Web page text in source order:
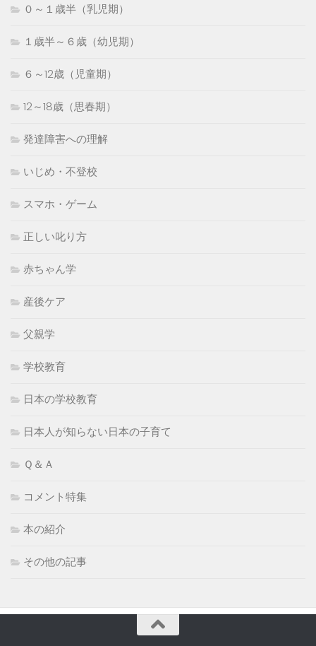
０～１歳半（乳児期）
１歳半～６歳（幼児期）
６～12歳（児童期）
12～18歳（思春期）
発達障害への理解
いじめ・不登校
スマホ・ゲーム
正しい叱り方
赤ちゃん学
産後ケア
父親学
学校教育
日本の学校教育
日本人が知らない日本の子育て
Ｑ＆Ａ
コメント特集
本の紹介
その他の記事